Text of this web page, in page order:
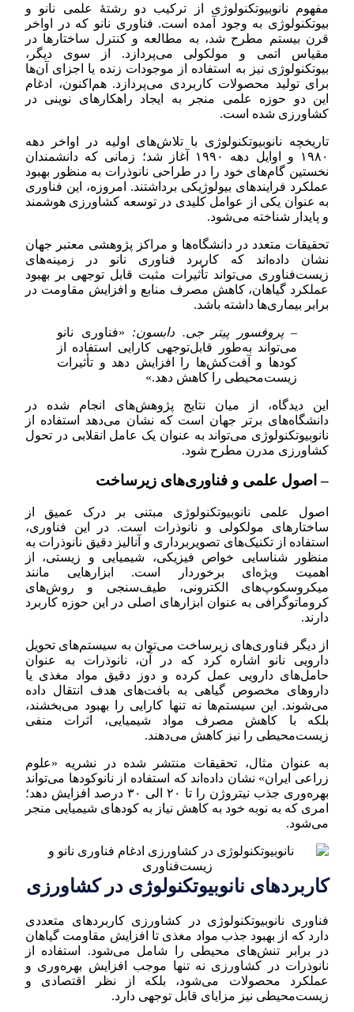
مفهوم نانوبیوتکنولوژی از ترکیب دو رشتهٔ علمی نانو و
بیوتکنولوژی به وجود آمده است. فناوری نانو که در اواخر
قرن بیستم مطرح شد، به مطالعه و کنترل ساختارها در
مقیاس اتمی و مولکولی می‌پردازد. از سوی دیگر،
بیوتکنولوژی نیز به استفاده از موجودات زنده یا اجزای آن‌ها
برای تولید محصولات کاربردی می‌پردازد. هم‌اکنون، ادغام
این دو حوزه علمی منجر به ایجاد راهکارهای نوینی در
کشاورزی شده است.
تاریخچه نانوبیوتکنولوژی با تلاش‌های اولیه در اواخر دهه
۱۹۸۰ و اوایل دهه ۱۹۹۰ آغاز شد؛ زمانی که دانشمندان
نخستین گام‌های خود را در طراحی نانوذرات به منظور بهبود
عملکرد فرایندهای بیولوژیکی برداشتند. امروزه، این فناوری
به عنوان یکی از عوامل کلیدی در توسعه کشاورزی هوشمند
و پایدار شناخته می‌شود.
تحقیقات متعدد در دانشگاه‌ها و مراکز پژوهشی معتبر جهان
نشان داده‌اند که کاربرد فناوری نانو در زمینه‌های
زیست‌فناوری می‌تواند تأثیرات مثبت قابل توجهی بر بهبود
عملکرد گیاهان، کاهش مصرف منابع و افزایش مقاومت در
برابر بیماری‌ها داشته باشد.
– پروفسور پیتر جی. دابسون: «فناوری نانو
می‌تواند به‌طور قابل‌توجهی کارایی استفاده از
کودها و آفت‌کش‌ها را افزایش دهد و تأثیرات
زیست‌محیطی را کاهش دهد.»
این دیدگاه، از میان نتایج پژوهش‌های انجام شده در
دانشگاه‌های برتر جهان است که نشان می‌دهد استفاده از
نانوبیوتکنولوژی می‌تواند به عنوان یک عامل انقلابی در تحول
کشاورزی مدرن مطرح شود.
– اصول علمی و فناوری‌های زیرساخت
اصول علمی نانوبیوتکنولوژی مبتنی بر درک عمیق از
ساختارهای مولکولی و نانوذرات است. در این فناوری،
استفاده از تکنیک‌های تصویربرداری و آنالیز دقیق نانوذرات به
منظور شناسایی خواص فیزیکی، شیمیایی و زیستی، از
اهمیت ویژه‌ای برخوردار است. ابزارهایی مانند
میکروسکوپ‌های الکترونی، طیف‌سنجی و روش‌های
کروماتوگرافی به عنوان ابزارهای اصلی در این حوزه کاربرد
دارند.
از دیگر فناوری‌های زیرساخت می‌توان به سیستم‌های تحویل
دارویی نانو اشاره کرد که در آن، نانوذرات به عنوان
حامل‌های دارویی عمل کرده و دوز دقیق مواد مغذی یا
داروهای مخصوص گیاهی به بافت‌های هدف انتقال داده
می‌شوند. این سیستم‌ها نه تنها کارایی را بهبود می‌بخشند،
بلکه با کاهش مصرف مواد شیمیایی، اثرات منفی
زیست‌محیطی را نیز کاهش می‌دهند.
به عنوان مثال، تحقیقات منتشر شده در نشریه «علوم
زراعی ایران» نشان داده‌اند که استفاده از نانوکودها می‌تواند
بهره‌وری جذب نیتروژن را تا ۲۰ الی ۳۰ درصد افزایش دهد؛
امری که به نوبه خود به کاهش نیاز به کودهای شیمیایی منجر
می‌شود.
کاربردهای نانوبیوتکنولوژی در کشاورزی
فناوری نانوبیوتکنولوژی در کشاورزی کاربردهای متعددی
دارد که از بهبود جذب مواد مغذی تا افزایش مقاومت گیاهان
در برابر تنش‌های محیطی را شامل می‌شود. استفاده از
نانوذرات در کشاورزی نه تنها موجب افزایش بهره‌وری و
عملکرد محصولات می‌شود، بلکه از نظر اقتصادی و
زیست‌محیطی نیز مزایای قابل توجهی دارد.